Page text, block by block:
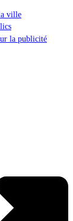
ville
la publicité